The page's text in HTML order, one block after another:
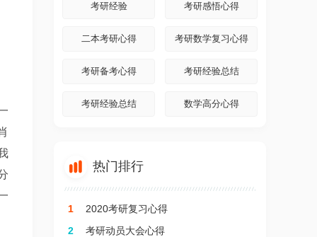
考研经验 考研感悟心得
二本考研心得 考研数学复习心得
考研备考心得 考研经验总结
考研经验总结 数学高分心得
 热门排行
1
2020考研复习心得
2
考研动员大会心得